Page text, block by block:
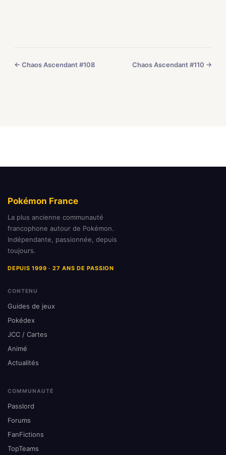
← Chaos Ascendant #108 Chaos Ascendant #110 →
Pokémon France
La plus ancienne communauté
francophone autour de Pokémon.
Indépendante, passionnée, depuis
toujours.
DEPUIS 1999 · 27 ANS DE PASSION
CONTENU
Guides de jeux
Pokédex
JCC / Cartes
Animé
Actualités
COMMUNAUTÉ
Passlord
Forums
FanFictions
TopTeams